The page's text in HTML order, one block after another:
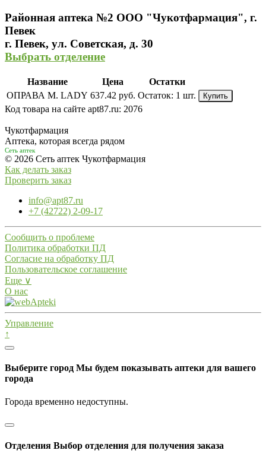
Районная аптека №2 ООО "Чукотфармация", г.
Певек
г. Певек, ул. Советская, д. 30
Выбрать отделение
Название Цена
Остатки
ОПРАВА M. LADY 637.42 руб. Остаток: 1 шт. Купить
Код товара на сайте apt87.ru: 2076
Чукотфармация
Аптека, которая всегда рядом
Сеть аптек
© 2026 Сеть аптек Чукотфармация
Как делать заказ
Проверить заказ
info@apt87.ru
+7 (42722) 2-09-17
Сообщить о проблеме
Политика обработки ПД
Согласие на обработку ПД
Пользовательское соглашение
Еще ∨
О нас
Управление
↑
Выберите город Мы будем показывать аптеки для вашего
города
Города временно недоступны.
Отделения Выбор отделения для получения заказа